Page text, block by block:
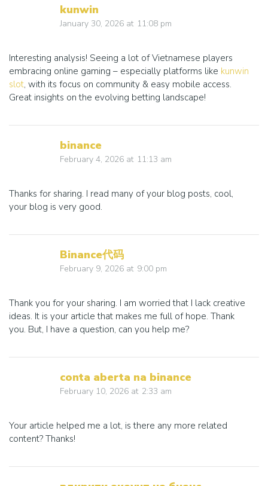
kunwin
January 30, 2026 at 11:08 pm
Interesting analysis! Seeing a lot of Vietnamese players
embracing online gaming – especially platforms like kunwin
slot, with its focus on community & easy mobile access.
Great insights on the evolving betting landscape!
binance
February 4, 2026 at 11:13 am
Thanks for sharing. I read many of your blog posts, cool,
your blog is very good.
Binance代码
February 9, 2026 at 9:00 pm
Thank you for your sharing. I am worried that I lack creative
ideas. It is your article that makes me full of hope. Thank
you. But, I have a question, can you help me?
conta aberta na binance
February 10, 2026 at 2:33 am
Your article helped me a lot, is there any more related
content? Thanks!